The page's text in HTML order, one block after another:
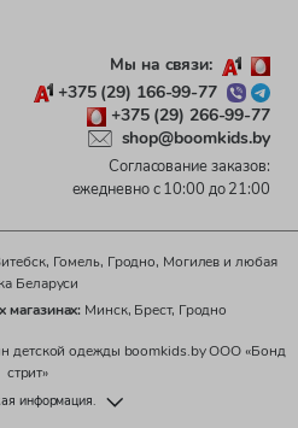
Мы на связи:
+375 (29) 166-99-77
+375 (29) 266-99-77
shop@boomkids.by
Согласование заказов:
ежедневно с 10:00 до 21:00
Гомель, Гродно, Могилев и любая
Беларуси
магазинах: Минск, Брест, Гродно
детской одежды boomkids.by ООО «Бонд
стрит»
информация.